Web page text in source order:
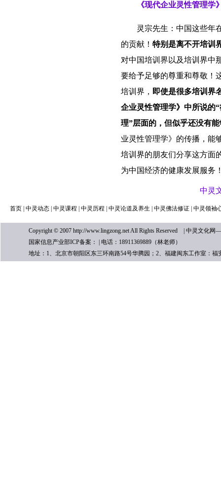
《现代企业灵性管理学
灵宗先生：中国这些年
的贡献！ 特别是离不开培训
对中国培训界以及培训界中
要给予足够的尊重和尊敬！
培训界， 即使是很多培训界
企业灵性管理学》中所说的
理”层面的，但似乎还没有
业灵性管理学》的传播，能
培训界的朋友们分享这方面
为中国经济的健康发展服务
中灵文化
首页 中灵动态 中灵课程 中灵历程 中灵论道及养生 中灵佛法修证 中灵领袖
Copyright © 2007 http://www.lingzong.net All Rights Reserved | 中灵文
国家信息产业部ICP备案： | 电话：18911369889（林老师）
地址：1、北京市朝阳区东三环南路54号华腾园；2、福建闽东工作室